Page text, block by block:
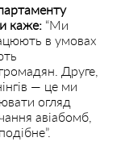
каже: “Ми
в умовах
Друге,
— це ми
огляд
авіабомб,